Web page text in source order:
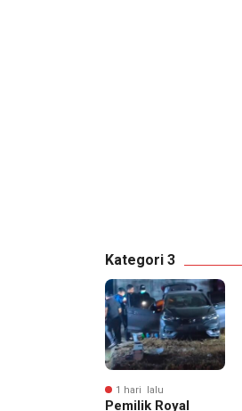
Kategori 3
1 hari lalu
Pemilik Royal